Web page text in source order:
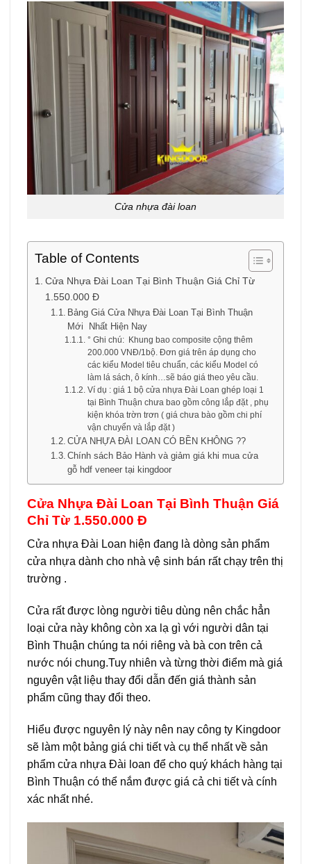
Cửa nhựa đài loan
Table of Contents
Cửa Nhựa Đài Loan Tại Bình Thuận Giá Chỉ Từ
1.550.000 Đ
Bảng Giá Cửa Nhựa Đài Loan Tại Bình Thuận
Mới Nhất Hiện Nay
° Ghi chú: Khung bao composite cộng thêm
200.000 VNĐ/1bộ. Đơn giá trên áp dụng cho
các kiểu Model tiêu chuẩn, các kiểu Model có
làm lá sách, ô kính…sẽ báo giá theo yêu cầu.
Ví dụ : giá 1 bộ cửa nhựa Đài Loan ghép loại 1
tại Bình Thuận chưa bao gồm công lắp đặt , phụ
kiện khóa trờn trơn ( giá chưa bào gồm chi phí
vận chuyển và lắp đặt )
CỬA NHỰA ĐÀI LOAN CÓ BỀN KHÔNG ??
Chính sách Bảo Hành và giảm giá khi mua cửa
gỗ hdf veneer tại kingdoor
Cửa Nhựa Đài Loan Tại Bình Thuận Giá
Chỉ Từ 1.550.000 Đ
Cửa nhựa Đài Loan hiện đang là dòng sản phẩm
cửa nhựa dành cho nhà vệ sinh bán rất chạy trên thị
trường .
Cửa rất được lòng người tiêu dùng nên chắc hẳn
loại cửa này không còn xa lạ gì với người dân tại
Bình Thuận chúng ta nói riêng và bà con trên cả
nước nói chung.Tuy nhiên và từng thời điểm mà giá
nguyên vật liệu thay đổi dẫn đến giá thành sản
phẩm cũng thay đổi theo.
Hiểu được nguyên lý này nên nay công ty Kingdoor
sẽ làm một bảng giá chi tiết và cụ thể nhất về sản
phẩm cửa nhựa Đài loan để cho quý khách hàng tại
Bình Thuận có thể nắm được giá cả chi tiết và cính
xác nhất nhé.